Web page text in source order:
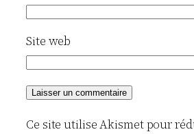
Site web
Ce site utilise Akismet pour